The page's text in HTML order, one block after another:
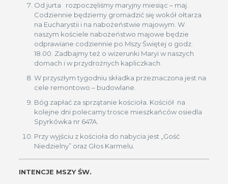
Od jurta rozpoczęliśmy maryjny miesiąc – maj.
Codziennie będziemy gromadzić się wokół ołtarza
na Eucharystii i na nabożeństwie majowym. W
naszym kościele nabożeństwo majowe będzie
odprawiane codziennie po Mszy Świętej o godz.
18.00. Zadbajmy też o wizerunki Maryi w naszych
domach i w przydrożnych kapliczkach.
W przyszłym tygodniu składka przeznaczona jest na
cele remontowo – budowlane.
Bóg zapłać za sprzątanie kościoła. Kościół na
kolejne dni polecamy trosce mieszkańców osiedla
Spyrkówka nr 647A.
Przy wyjściu z kościoła do nabycia jest „Gość
Niedzielny” oraz Głos Karmelu.
INTENCJE MSZY ŚW.